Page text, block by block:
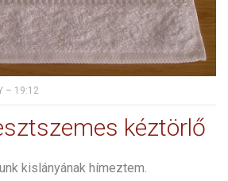
– 19:12
kéztörlő
kislányának hímeztem.